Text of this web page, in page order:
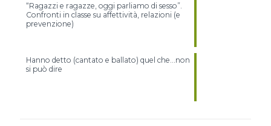
“Ragazzi e ragazze, oggi parliamo di sesso”.
Confronti in classe su affettività, relazioni (e
prevenzione)
Hanno detto (cantato e ballato) quel che…non
si può dire